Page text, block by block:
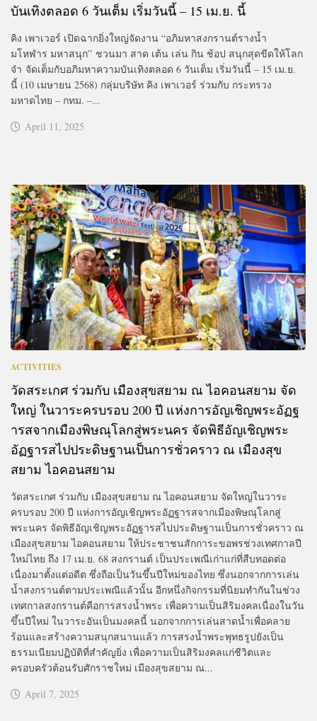
บันเทิงตลอด 6 วันเต็ม เริ่มวันนี้ – 15 เม.ย. นี้
คิง เพาเวอร์ เปิดฉากยิ่งใหญ่จัดงาน “อภิมหาสงกรานต์รางน้ำ
มโหฬาร มหาสนุก” ชวนมา สาด เต้น เล่น กิน ช้อป สนุกสุดขีดให้โลก
จำ จัดเต็มกับอภิมหาความบันเทิงตลอด 6 วันเต็ม เริ่มวันนี้ – 15 เม.ย.
นี้ (10 เมษายน 2568) กลุ่มบริษัท คิง เพาเวอร์ ร่วมกับ กระทรวง
มหาดไทย – กทม. –...
April 11, 2025
ACTIVITIES
วัดสระเกศ ร่วมกับ เมืองสุขสยาม ณ ไอคอนสยาม จัด
ใหญ่ ในวาระครบรอบ 200 ปี แห่งการอัญเชิญพระอัฏฐ
ารสจากเมืองพิษณุโลกสู่พระนคร จัดพิธีอัญเชิญพระ
อัฏฐารสไปประดิษฐานเป็นการชั่วคราว ณ เมืองสุข
สยาม ไอคอนสยาม
วัดสระเกศ ร่วมกับ เมืองสุขสยาม ณ ไอคอนสยาม จัดใหญ่ในวาระ
ครบรอบ 200 ปี แห่งการอัญเชิญพระอัฏฐารสจากเมืองพิษณุโลกสู่
พระนคร จัดพิธีอัญเชิญพระอัฏฐารสไปประดิษฐานเป็นการชั่วคราว ณ
เมืองสุขสยาม ไอคอนสยาม ให้ประชาชนสักการะขอพรช่วงเทศกาลปี
ใหม่ไทย ถึง 17 เม.ย. 68 สงกรานต์ เป็นประเพณีเก่าแก่ที่สืบทอดต่อ
เนื่องมาตั้งแต่อดีต ซึ่งถือเป็นวันขึ้นปีใหม่ของไทย ซึ่งนอกจากการเล่น
น้ำสงกรานต์ตามประเพณีแล้วนั้น อีกหนึ่งกิจกรรมที่นิยมทำกันในช่วง
เทศกาลสงกรานต์คือการสรงน้ำพระ เพื่อความเป็นสิริมงคลเนื่องในวัน
ขึ้นปีใหม่ ในวาระอันเป็นมงคลนี้ นอกจากการเล่นสาดน้ำเพื่อคลาย
ร้อนและสร้างความสนุกสนานแล้ว การสรงน้ำพระพุทธรูปยังเป็น
ธรรมเนียมปฏิบัติที่สำคัญยิ่ง เพื่อความเป็นสิริมงคลแก่ชีวิตและ
ครอบครัวต้อนรับศักราชใหม่ เมืองสุขสยาม ณ...
April 7, 2025